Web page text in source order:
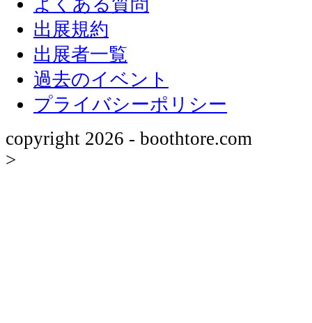
よくある質問
出展規約
出展者一覧
過去のイベント
プライバシーポリシー
copyright 2026 - boothtore.com
>